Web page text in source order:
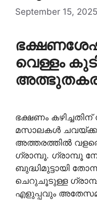
September 15, 2025
വെള്ളം
ഭക്ഷണം
മസാലകൾ
അത്തരത്തിൽ
ഗ്രാമ്പൂ. ഗ്രാമ്പൂ
ബുദ്ധിമുട്ടായി
ചെറുചൂടുള്ള
എളുപ്പവും